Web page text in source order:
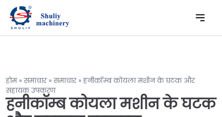
होम»समाचार»समाचार»हनीकॉम्ब कोयला मशीन के घटक और
सहायक उपकरण
हनीकॉम्ब कोयला मशीन के घटक